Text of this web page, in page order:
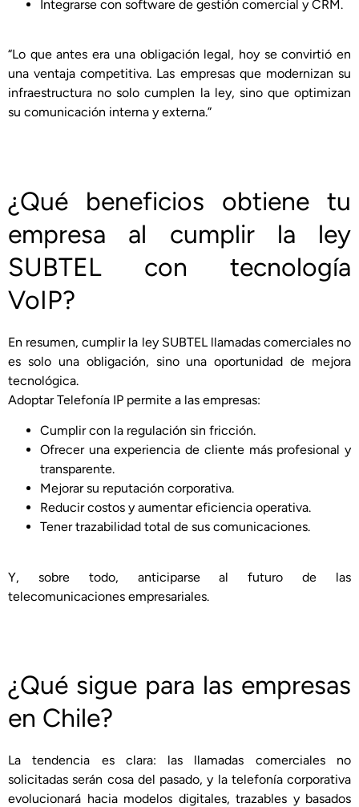
Integrarse con software de gestión comercial y CRM.
“Lo que antes era una obligación legal, hoy se convirtió en
una ventaja competitiva. Las empresas que modernizan su
infraestructura no solo cumplen la ley, sino que optimizan
su comunicación interna y externa.”
¿Qué beneficios obtiene tu
empresa al cumplir la ley
SUBTEL con tecnología
VoIP?
En resumen, cumplir la ley SUBTEL llamadas comerciales no
es solo una obligación, sino una oportunidad de mejora
tecnológica.
Adoptar Telefonía IP permite a las empresas:
Cumplir con la regulación sin fricción.
Ofrecer una experiencia de cliente más profesional y
transparente.
Mejorar su reputación corporativa.
Reducir costos y aumentar eficiencia operativa.
Tener trazabilidad total de sus comunicaciones.
Y, sobre todo, anticiparse al futuro de las
telecomunicaciones empresariales.
¿Qué sigue para las empresas
en Chile?
La tendencia es clara: las llamadas comerciales no
solicitadas serán cosa del pasado, y la telefonía corporativa
evolucionará hacia modelos digitales, trazables y basados